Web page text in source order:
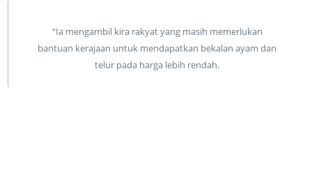
“Ia mengambil kira rakyat yang masih memerlukan
bantuan kerajaan untuk mendapatkan bekalan ayam dan
telur pada harga lebih rendah.